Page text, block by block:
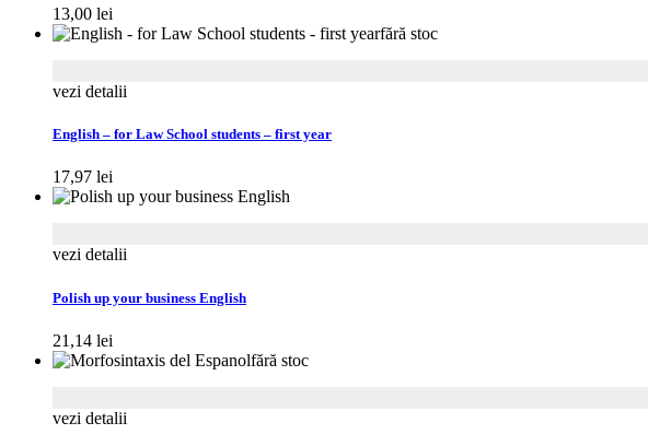
13,00 lei
fără stoc
vezi detalii
English – for Law School students – first year
17,97 lei
vezi detalii
Polish up your business English
21,14 lei
fără stoc
vezi detalii